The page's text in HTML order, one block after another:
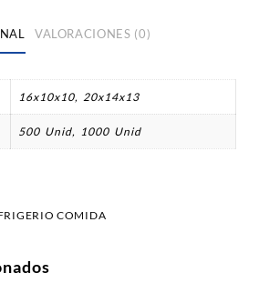
VALORACIONES (0)
16x10x10, 20x14x13
500 Unid, 1000 Unid
COMIDA